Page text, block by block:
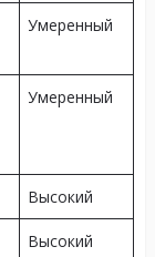
Умеренный
Умеренный
Высокий
Высокий